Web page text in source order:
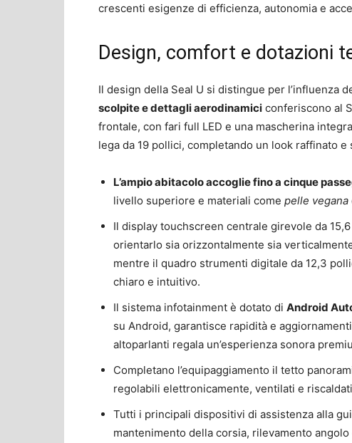
crescenti esigenze di efficienza, autonomia e
Design, comfort e dotazioni
Il design della Seal U si distingue per l’influenza
scolpite e dettagli aerodinamici conferiscono al
frontale, con fari full LED e una mascherina
lega da 19 pollici, completando un look raffinato e
L’ampio abitacolo accoglie fino a cinque
livello superiore e materiali come pelle vegana
Il display touchscreen centrale girevole da
orientarlo sia orizzontalmente sia
mentre il quadro strumenti digitale da 12,3
chiaro e intuitivo.
Il sistema infotainment è dotato di Android
su Android, garantisce rapidità e
altoparlanti regala un’esperienza sonora
Completano l’equipaggiamento il tetto
regolabili elettronicamente, ventilati e
Tutti i principali dispositivi di assistenza alla
mantenimento della corsia, rilevamento